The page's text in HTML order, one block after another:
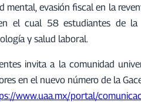
mental, evasión fiscal en la
el cual 58 estudiantes de
y salud laboral.
invita a la comunidad
en el nuevo número de la
www.uaa.mx/portal/